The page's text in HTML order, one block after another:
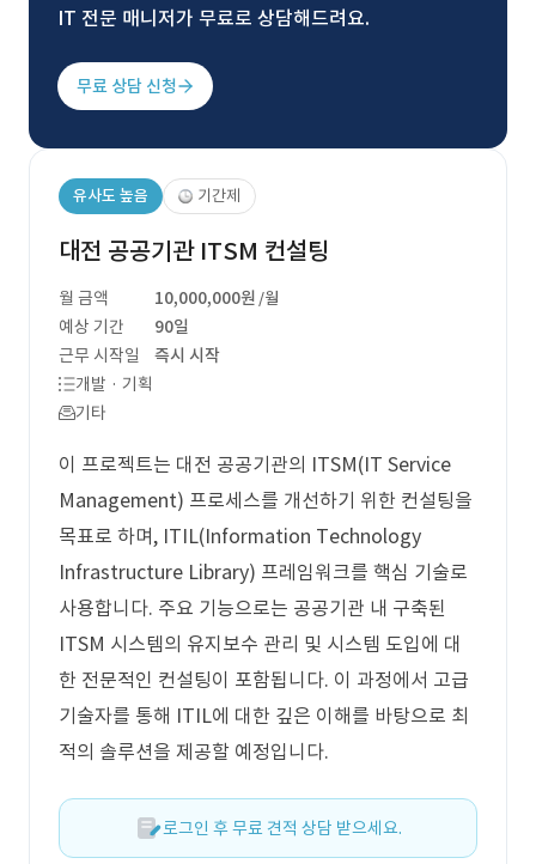
IT 전문 매니저가 무료로 상담해드려요.
무료 상담 신청
유사도 높음 기간제
대전 공공기관 ITSM 컨설팅
월 금액 10,000,000원 /월
예상 기간
90일
근무 시작일
즉시 시작
개발 · 기획
기타
이 프로젝트는 대전 공공기관의 ITSM(IT Service
Management) 프로세스를 개선하기 위한 컨설팅을
목표로 하며, ITIL(Information Technology
Infrastructure Library) 프레임워크를 핵심 기술로
사용합니다. 주요 기능으로는 공공기관 내 구축된
ITSM 시스템의 유지보수 관리 및 시스템 도입에 대
한 전문적인 컨설팅이 포함됩니다. 이 과정에서 고급
기술자를 통해 ITIL에 대한 깊은 이해를 바탕으로 최
적의 솔루션을 제공할 예정입니다.
로그인 후 무료 견적 상담 받으세요.